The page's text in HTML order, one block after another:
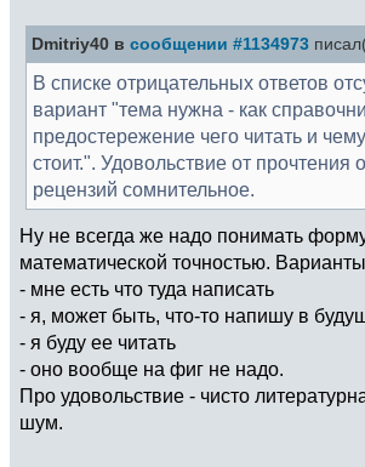
Dmitriy40 в сообщении #1134973
В списке отрицательных ответов
вариант "тема нужна - как
предостережение чего читать и
стоит.". Удовольствие от прочтения
рецензий сомнительное.
Ну не всегда же надо понимать
математической точностью.
- мне есть что туда написать
- я, может быть, что-то напишу в
- я буду ее читать
- оно вообще на фиг не надо.
Про удовольствие - чисто
шум.